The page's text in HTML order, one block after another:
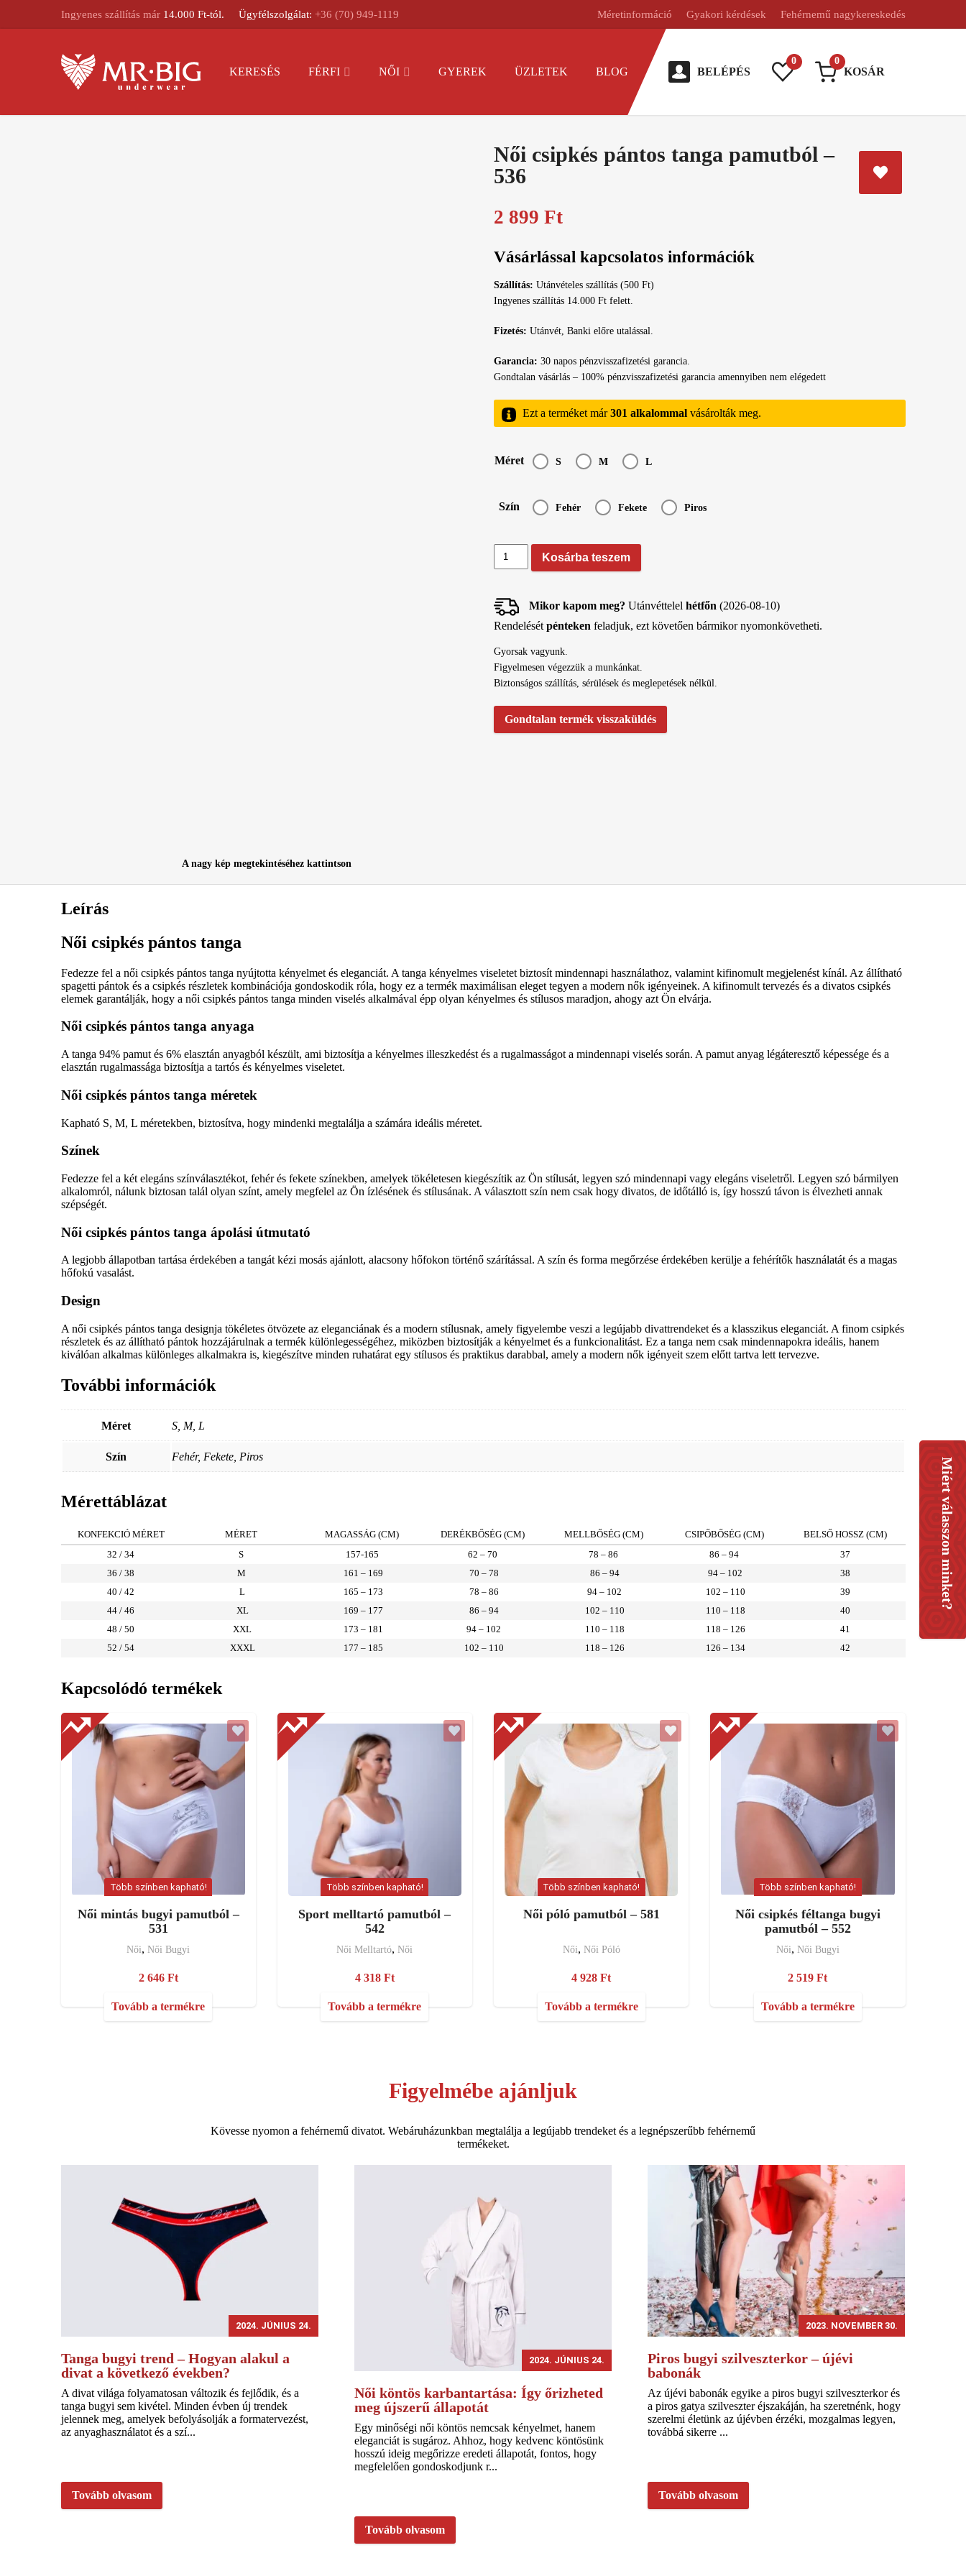
Miért válasszon minket?
Ingyenes szállítás már 14.000 Ft-tól. Ügyfélszolgálat: +36 (70) 949-1119 Méretinformáció Gyakori kérdések Fehérnemű nagykereskedés
KERESÉS FÉRFI NŐI GYEREK ÜZLETEK BLOG BELÉPÉS
0 0
KOSÁR
A nagy kép megtekintéséhez kattintson
Női csipkés pántos tanga pamutból –
536
2 899 Ft
Vásárlással kapcsolatos információk
Szállítás: Utánvételes szállítás (500 Ft)
Ingyenes szállítás 14.000 Ft felett.
Fizetés: Utánvét, Banki előre utalással.
Garancia: 30 napos pénzvisszafizetési garancia.
Gondtalan vásárlás – 100% pénzvisszafizetési garancia amennyiben nem elégedett
Ezt a terméket már301 alkalommal vásárolták meg.
Méret S M L
Szín Fehér Fekete Piros
Női
csipkés
pamutból
-
536
Kosárba teszem
Mikor kapom meg? Utánvéttelel hétfőn (2026-08-10)
Rendelését pénteken feladjuk, ezt követően bármikor nyomonkövetheti.
Gyorsak vagyunk.
Figyelmesen végezzük a munkánkat.
Biztonságos szállítás, sérülések és meglepetések nélkül.
Gondtalan termék visszaküldés
Leírás
Női csipkés pántos tanga
Fedezze fel a női csipkés pántos tanga nyújtotta kényelmet és eleganciát. A tanga kényelmes viseletet biztosít mindennapi használathoz, valamint kifinomult megjelenést kínál. Az állítható
spagetti pántok és a csipkés részletek kombinációja gondoskodik róla, hogy ez a termék maximálisan eleget tegyen a modern nők igényeinek. A kifinomult tervezés és a divatos csipkés
elemek garantálják, hogy a női csipkés pántos tanga minden viselés alkalmával épp olyan kényelmes és stílusos maradjon, ahogy azt Ön elvárja.
Női csipkés pántos tanga anyaga
A tanga 94% pamut és 6% elasztán anyagból készült, ami biztosítja a kényelmes illeszkedést és a rugalmasságot a mindennapi viselés során. A pamut anyag légáteresztő képessége és a
elasztán rugalmassága biztosítja a tartós és kényelmes viseletet.
Női csipkés pántos tanga méretek
Kapható S, M, L méretekben, biztosítva, hogy mindenki megtalálja a számára ideális méretet.
Színek
Fedezze fel a két elegáns színválasztékot, fehér és fekete színekben, amelyek tökéletesen kiegészítik az Ön stílusát, legyen szó mindennapi vagy elegáns viseletről. Legyen szó bármilyen
alkalomról, nálunk biztosan talál olyan színt, amely megfelel az Ön ízlésének és stílusának. A választott szín nem csak hogy divatos, de időtálló is, így hosszú távon is élvezheti annak
szépségét.
Női csipkés pántos tanga ápolási útmutató
A legjobb állapotban tartása érdekében a tangát kézi mosás ajánlott, alacsony hőfokon történő szárítással. A szín és forma megőrzése érdekében kerülje a fehérítők használatát és a magas
hőfokú vasalást.
Design
A női csipkés pántos tanga designja tökéletes ötvözete az eleganciának és a modern stílusnak, amely figyelembe veszi a legújabb divattrendeket és a klasszikus eleganciát. A finom csipkés
részletek és az állítható pántok hozzájárulnak a termék különlegességéhez, miközben biztosítják a kényelmet és a funkcionalitást. Ez a tanga nem csak mindennapokra ideális, hanem
kiválóan alkalmas különleges alkalmakra is, kiegészítve minden ruhatárat egy stílusos és praktikus darabbal, amely a modern nők igényeit szem előtt tartva lett tervezve.
További információk
Méret S, M, L
Szín Fehér, Fekete, Piros
Mérettáblázat
KONFEKCIÓ MÉRET MÉRET MAGASSÁG (CM) DERÉKBŐSÉG (CM) MELLBŐSÉG (CM) CSIPŐBŐSÉG (CM)
BELSŐ HOSSZ (CM)
32 / 34
S 157-165 62 – 70 78 – 86 86 – 94
37
36 / 38
M 161 – 169 70 – 78 86 – 94 94 – 102
38
40 / 42
L 165 – 173 78 – 86 94 – 102 102 – 110
39
44 / 46
XL 169 – 177 86 – 94 102 – 110 110 – 118
40
48 / 50
XXL 173 – 181 94 – 102 110 – 118 118 – 126
41
52 / 54
XXXL 177 – 185 102 – 110 118 – 126 126 – 134 42
Kapcsolódó termékek
Több színben kapható!
Női mintás bugyi pamutból –
531
Női,Női Bugyi
2 646 Ft
Tovább a termékre
Több színben kapható!
Sport melltartó pamutból –
542
Női Melltartó,Női
4 318 Ft
Tovább a termékre
Több színben kapható!
Női póló pamutból – 581
Női, Női Póló
4 928Ft
Tovább a termékre
Több színben kapható!
Női csipkés féltanga bugyi
pamutból – 552
Női, Női Bugyi
2 519Ft
Tovább a termékre
Figyelmébe ajánljuk
Kövesse nyomon a fehérnemű divatot. Webáruházunkban megtalálja a legújabb trendeket és a legnépszerűbb fehérnemű
termékeket.
2024. JÚNIUS 24.
Tanga bugyi trend – Hogyan alakul a
divat a következő években?
A divat világa folyamatosan változik és fejlődik, és a
tanga bugyi sem kivétel. Minden évben új trendek
jelennek meg, amelyek befolyásolják a formatervezést,
az anyaghasználatot és a szí...
Tovább olvasom
2024. JÚNIUS 24.
Női köntös karbantartása: Így őrizheted
meg újszerű állapotát
Egy minőségi női köntös nemcsak kényelmet, hanem
eleganciát is sugároz. Ahhoz, hogy kedvenc köntösünk
hosszú ideig megőrizze eredeti állapotát, fontos, hogy
megfelelően gondoskodjunk r...
Tovább olvasom
2023. NOVEMBER 30.
Piros bugyi szilveszterkor – újévi
babonák
Az újévi babonák egyike a piros bugyi szilveszterkor és
a piros gatya szilveszter éjszakáján, ha szeretnénk, hogy
szerelmi életünk az újévben érzéki, mozgalmas legyen,
továbbá sikerre ...
Tovább olvasom